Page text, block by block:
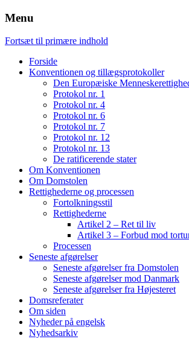
Menu
Fortsæt til primære indhold
Forside
Konventionen og tillægsprotokoller
Den Europæiske
Protokol nr. 1
Protokol nr. 4
Protokol nr. 6
Protokol nr. 7
Protokol nr. 12
Protokol nr. 13
De ratificerende stater
Om Konventionen
Om Domstolen
Rettighederne og processen
Fortolkningsstil
Rettighederne
Artikel 2 – Ret til liv
Artikel 3 – Forbud mod
Processen
Seneste afgørelser
Seneste afgørelser fra Domstolen
Seneste afgørelser mod Danmark
Seneste afgørelser fra Højesteret
Domsreferater
Om siden
Nyheder på engelsk
Nyhedsarkiv